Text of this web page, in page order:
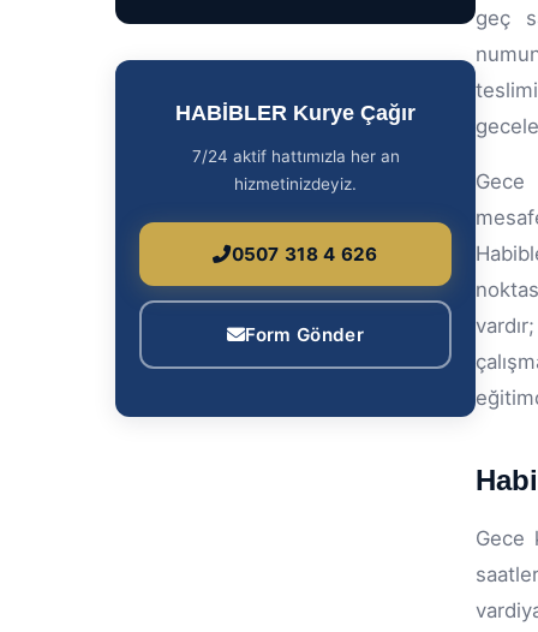
HABİBLER Kurye Çağır
7/24 aktif hattımızla her an
hizmetinizdeyiz.
0507 318 4 626
Form Gönder
geç
Gece
Gece